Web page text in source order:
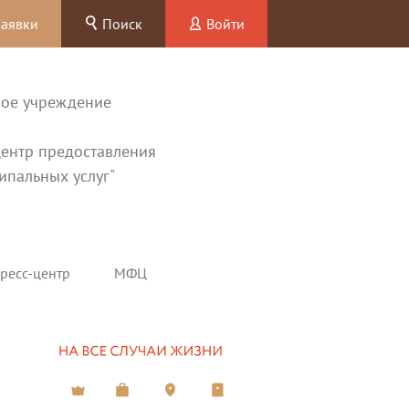
Поиск Войти
учреждение
предоставления
услуг"
центр МФЦ